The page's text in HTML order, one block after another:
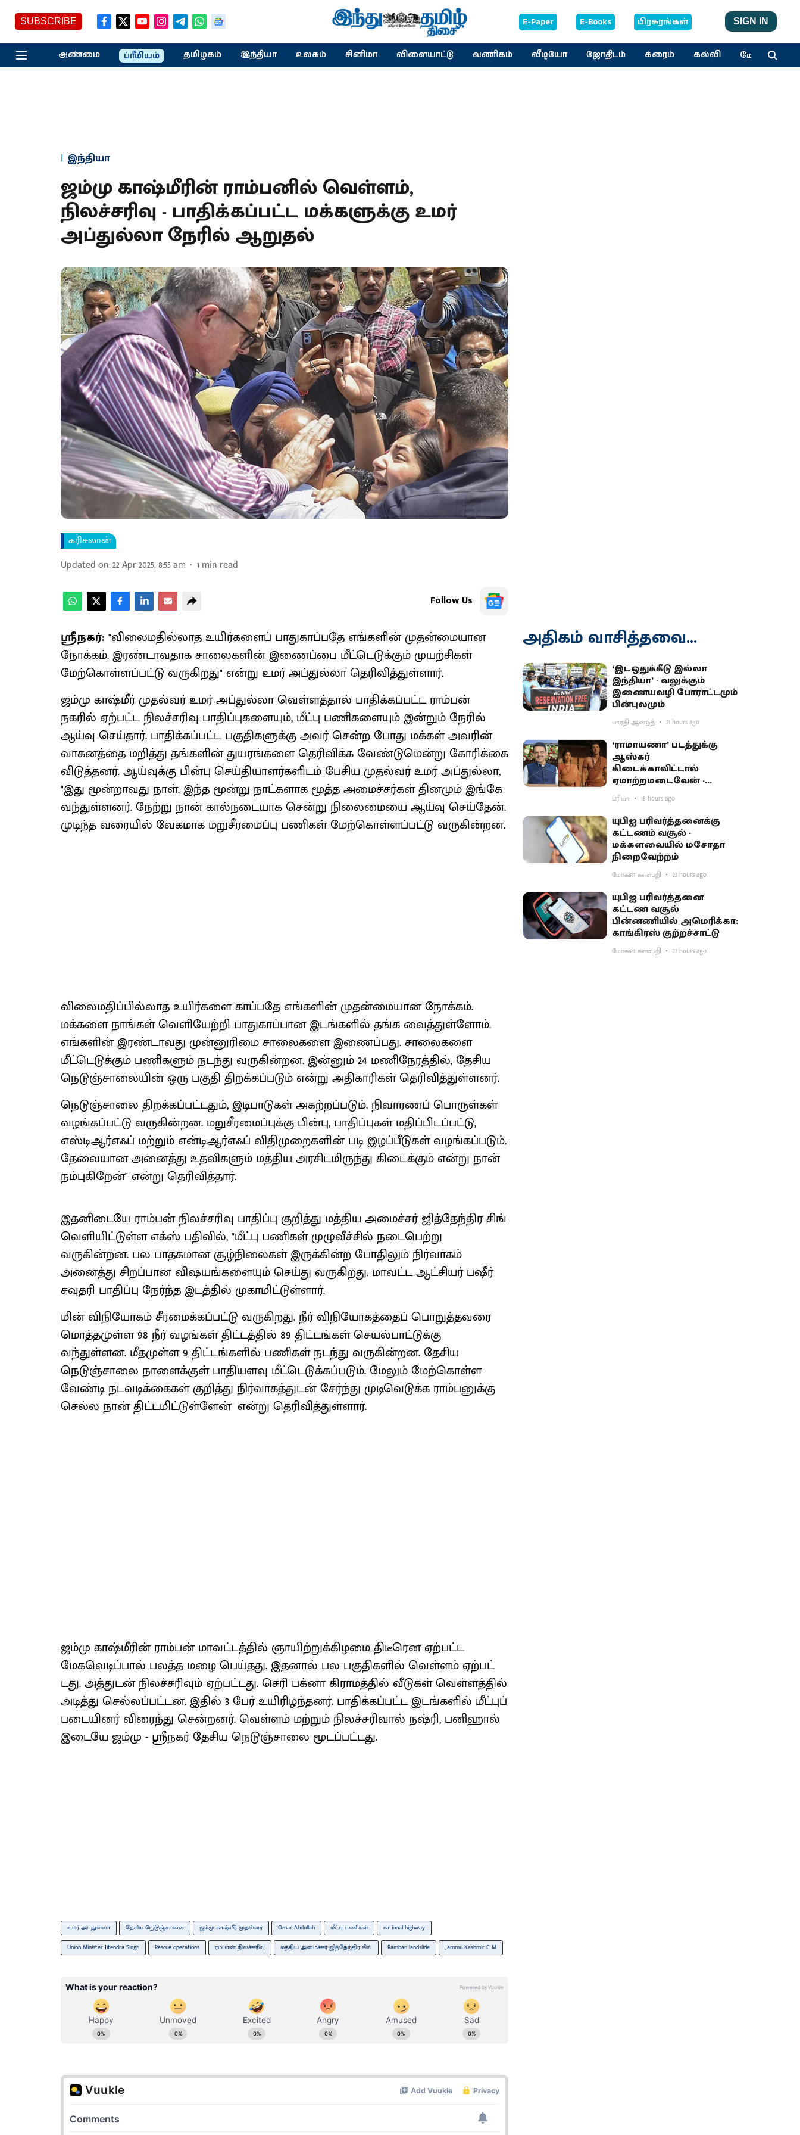
SUBSCRIBE E-Paper E-Books பிரசுரங்கள் SIGN IN
அண்மை ப்ரீமியம் தமிழகம் இந்தியா உலகம் சினிமா விளையாட்டு வணிகம் வீடியோ ஜோதிடம் க்ரைம் கல்வி மேலும்
இந்தியா
ஜம்மு காஷ்மீரின் ராம்பனில் வெள்ளம்,
நிலச்சரிவு - பாதிக்கப்பட்ட மக்களுக்கு உமர்
அப்துல்லா நேரில் ஆறுதல்
கரிசலான்
Updated on:22 Apr 2025, 8:55 am 1min read
Follow Us
ஸ்ரீநகர்: "விலைமதில்லாத உயிர்களைப் பாதுகாப்பதே எங்களின் முதன்மையான
நோக்கம். இரண்டாவதாக சாலைகளின் இணைப்பை மீட்டெடுக்கும் முயற்சிகள்
மேற்கொள்ளப்பட்டு வருகிறது" என்று உமர் அப்துல்லா தெரிவித்துள்ளார்.
ஜம்மு காஷ்மீர் முதல்வர் உமர் அப்துல்லா வெள்ளத்தால் பாதிக்கப்பட்ட ராம்பன்
நகரில் ஏற்பட்ட நிலச்சரிவு பாதிப்புகளையும், மீட்பு பணிகளையும் இன்றும் நேரில்
ஆய்வு செய்தார். பாதிக்கப்பட்ட பகுதிகளுக்கு அவர் சென்ற போது மக்கள் அவரின்
வாகனத்தை மறித்து தங்களின் துயரங்களை தெரிவிக்க வேண்டுமென்று கோரிக்கை
விடுத்தனர். ஆய்வுக்கு பின்பு செய்தியாளர்களிடம் பேசிய முதல்வர் உமர் அப்துல்லா,
"இது மூன்றாவது நாள். இந்த மூன்று நாட்களாக மூத்த அமைச்சர்கள் தினமும் இங்கே
வந்துள்ளனர். நேற்று நான் கால்நடையாக சென்று நிலைமையை ஆய்வு செய்தேன்.
முடிந்த வரையில் வேகமாக மறுசீரமைப்பு பணிகள் மேற்கொள்ளப்பட்டு வருகின்றன.
விலைமதிப்பில்லாத உயிர்களை காப்பதே எங்களின் முதன்மையான நோக்கம்.
மக்களை நாங்கள் வெளியேற்றி பாதுகாப்பான இடங்களில் தங்க வைத்துள்ளோம்.
எங்களின் இரண்டாவது முன்னுரிமை சாலைகளை இணைப்பது. சாலைகளை
மீட்டெடுக்கும் பணிகளும் நடந்து வருகின்றன. இன்னும் 24 மணிநேரத்தில், தேசிய
நெடுஞ்சாலையின் ஒரு பகுதி திறக்கப்படும் என்று அதிகாரிகள் தெரிவித்துள்ளனர்.
நெடுஞ்சாலை திறக்கப்பட்டதும், இடிபாடுகள் அகற்றப்படும். நிவாரணப் பொருள்கள்
வழங்கப்பட்டு வருகின்றன. மறுசீரமைப்புக்கு பின்பு, பாதிப்புகள் மதிப்பிடப்பட்டு,
எஸ்டிஆர்எஃப் மற்றும் என்டிஆர்எஃப் விதிமுறைகளின் படி இழப்பீடுகள் வழங்கப்படும்.
தேவையான அனைத்து உதவிகளும் மத்திய அரசிடமிருந்து கிடைக்கும் என்று நான்
நம்புகிறேன்" என்று தெரிவித்தார்.
இதனிடையே ராம்பன் நிலச்சரிவு பாதிப்பு குறித்து மத்திய அமைச்சர் ஜித்தேந்திர சிங்
வெளியிட்டுள்ள எக்ஸ் பதிவில், "மீட்பு பணிகள் முழுவீச்சில் நடைபெற்று
வருகின்றன. பல பாதகமான சூழ்நிலைகள் இருக்கின்ற போதிலும் நிர்வாகம்
அனைத்து சிறப்பான விஷயங்களையும் செய்து வருகிறது. மாவட்ட ஆட்சியர் பஷீர்
சவுதரி பாதிப்பு நேர்ந்த இடத்தில் முகாமிட்டுள்ளார்.
மின் விநியோகம் சீரமைக்கப்பட்டு வருகிறது. நீர் விநியோகத்தைப் பொறுத்தவரை
மொத்தமுள்ள 98 நீர் வழங்கள் திட்டத்தில் 89 திட்டங்கள் செயல்பாட்டுக்கு
வந்துள்ளன. மீதமுள்ள 9 திட்டங்களில் பணிகள் நடந்து வருகின்றன. தேசிய
நெடுஞ்சாலை நாளைக்குள் பாதியளவு மீட்டெடுக்கப்படும். மேலும் மேற்கொள்ள
வேண்டி நடவடிக்கைகள் குறித்து நிர்வாகத்துடன் சேர்ந்து முடிவெடுக்க ராம்பனுக்கு
செல்ல நான் திட்டமிட்டுள்ளேன்" என்று தெரிவித்துள்ளார்.
ஜம்மு காஷ்மீரின் ராம்​பன் மாவட்​டத்​தில் ஞாயிற்றுக்கிழமை திடீரென ஏற்​பட்ட
மேகவெடிப்​பால் பலத்த மழை பெய்​தது. இதனால் பல பகு​தி​களில் வெள்​ளம் ஏற்​பட்​
டது. அத்​துடன் நிலச்​சரி​வும் ஏற்​பட்​டது. செரி பக்னா கிராமத்​தில் வீடு​கள் வெள்​ளத்​தில்
அடித்து செல்​லப்​பட்​டன. இதில் 3 பேர் உயி​ரிழந்​தனர். பாதிக்​கப்​பட்ட இடங்​களில் மீட்​புப்
படை​யினர் விரைந்து சென்​றனர். வெள்​ளம் மற்றும் நிலச்​சரி​வால் நஷ்ரி, பனிஹால்
இடையே ஜம்மு - ஸ்ரீநகர் தேசிய நெடுஞ்​சாலை மூடப்​பட்​டது.
உமர் அப்துல்லா தேசிய நெடுஞ்சாலை ஜம்மு காஷ்மீர் முதல்வர் Omar Abdullah மீட்பு பணிகள் national highway
Union Minister Jitendra Singh Rescue operations ரம்பான் நிலச்சரிவு மத்திய அமைச்சர் ஜித்தேந்திர சிங் Ramban landslide Jammu Kashmir C M
அதிகம் வாசித்தவை...
‘இடஒதுக்கீடு இல்லா
இந்தியா’ - வலுக்கும்
இணையவழி போராட்டமும்
பின்புலமும்
பாரதி ஆனந்த் 21 hours ago
‘ராமாயணா’ படத்துக்கு
ஆஸ்கர்
கிடைக்காவிட்டால்
ஏமாற்றமடைவேன் -
மகாராஷ்டிர முதல்வர்
பகிர்வு
ப்ரியா 18 hours ago
யுபிஐ பரிவர்த்தனைக்கு
கட்டணம் வசூல் -
மக்களவையில் மசோதா
நிறைவேற்றம்
மோகன் கணபதி 23 hours ago
யுபிஐ பரிவர்த்தனை
கட்டண வசூல்
பின்னணியில் அமெரிக்கா:
காங்கிரஸ் குற்றச்சாட்டு
மோகன் கணபதி 22 hours ago